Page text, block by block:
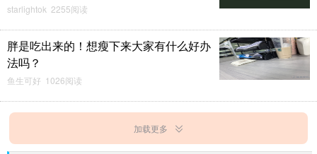
starlightok 2255阅读
胖是吃出来的！想瘦下来大家有什么好办
法吗？
鱼生可好 1026阅读
加载更多